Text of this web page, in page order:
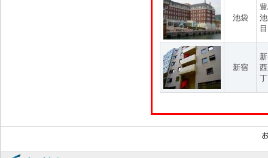
池袋
新宿